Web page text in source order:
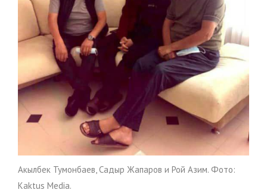
Акылбек Тумонбаев, Садыр Жапаров и Рой Азим. Фото:
Kaktus Media.